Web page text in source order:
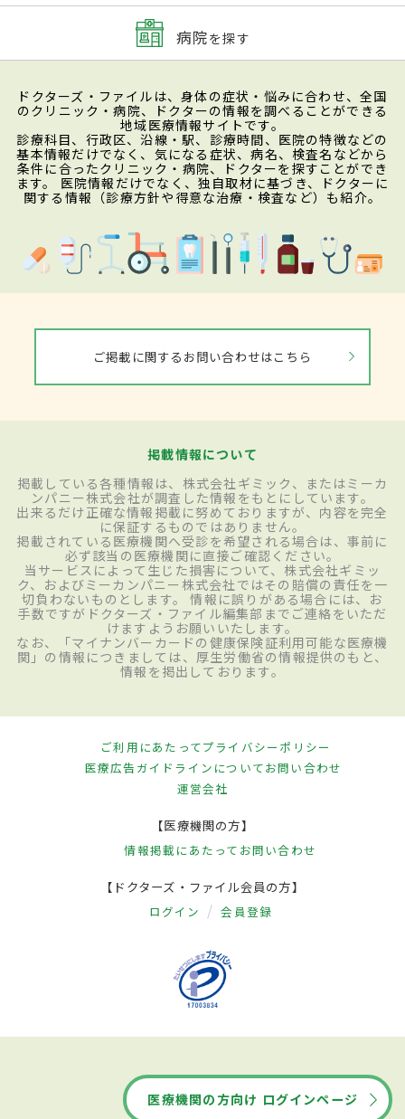
病院を探す
ドクターズ・ファイルは、身体の症状・悩みに合わせ、全国
のクリニック・病院、ドクターの情報を調べることができる
地域医療情報サイトです。
診療科目、行政区、沿線・駅、診療時間、医院の特徴などの
基本情報だけでなく、気になる症状、病名、検査名などから
条件に合ったクリニック・病院、ドクターを探すことができ
ます。 医院情報だけでなく、独自取材に基づき、ドクターに
関する情報（診療方針や得意な治療・検査など）も紹介。
ご掲載に関するお問い合わせはこちら
掲載情報について
掲載している各種情報は、株式会社ギミック、またはミーカ
ンパニー株式会社が調査した情報をもとにしています。
出来るだけ正確な情報掲載に努めておりますが、内容を完全
に保証するものではありません。
掲載されている医療機関へ受診を希望される場合は、事前に
必ず該当の医療機関に直接ご確認ください。
当サービスによって生じた損害について、株式会社ギミッ
ク、およびミーカンパニー株式会社ではその賠償の責任を一
切負わないものとします。 情報に誤りがある場合には、お
手数ですがドクターズ・ファイル編集部までご連絡をいただ
けますようお願いいたします。
なお、「マイナンバーカードの健康保険証利用可能な医療機
関」の情報につきましては、厚生労働省の情報提供のもと、
情報を掲出しております。
ご利用にあたってプライバシーポリシー
医療広告ガイドラインについてお問い合わせ
運営会社
【医療機関の方】
情報掲載にあたって お問い合わせ
【ドクターズ・ファイル会員の方】
ログイン 会員登録
医療機関の方向け ログインページ